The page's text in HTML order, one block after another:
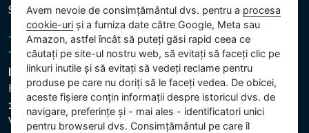
Setări cookie
Intex Trading, s.r.o.
Hradecká 2526/3
130 00 Praha 3
Vinohrady - Česká republika
Avem nevoie de consimțământul dvs. pentru a procesa
cookie-uri și a furniza date către Google, Meta sau
Amazon, astfel încât să puteți găsi rapid ceea ce
căutați pe site-ul nostru web, să evitați să faceți clic pe
linkuri inutile și să evitați să vedeți reclame pentru
produse pe care nu doriți să le faceți vedea. De obicei,
aceste fișiere conțin informații despre istoricul dvs. de
navigare, preferințe și - mai ales - identificatori unici
pentru browserul dvs. Consimțământul pe care îl